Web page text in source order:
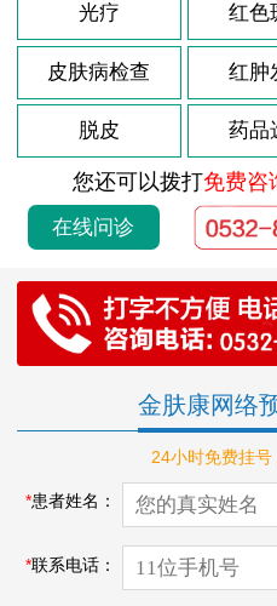
光疗 红色
皮肤病检查 红肿
脱皮 药品
您还可以拨打免费咨
在线问诊
金肤康网络
24小时免费挂
*患者姓名：
*联系电话：